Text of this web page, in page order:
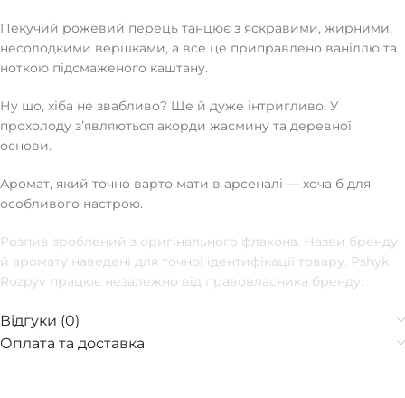
Пекучий рожевий перець танцює з яскравими, жирними,
несолодкими вершками, а все це приправлено ваніллю та
ноткою підсмаженого каштану.
Ну що, хіба не звабливо? Ще й дуже інтригливо. У
прохолоду зʼявляються акорди жасмину та деревної
основи.
Аромат, який точно варто мати в арсеналі — хоча б для
особливого настрою.
Розпив зроблений з оригінального флакона. Назви бренду
й аромату наведені для точної ідентифікації товару. Pshyk
Rozpyv працює незалежно від правовласника бренду.
Відгуки (0)
Оплата та доставка